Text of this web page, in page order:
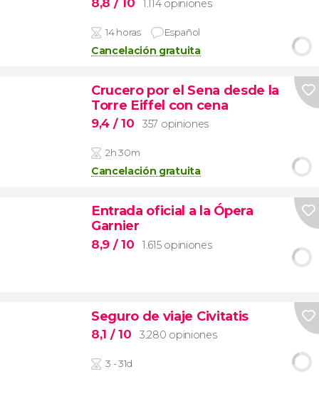
1.114 opiniones
14 horas Español
Cancelación gratuita
Crucero por el Sena desde la
Torre Eiffel con cena
9,4 / 10 357 opiniones
2h 30m
Cancelación gratuita
Entrada oficial a la Ópera
Garnier
8,9 / 10 1.615 opiniones
Seguro de viaje Civitatis
8,1 / 10 3.280 opiniones
3 - 31d